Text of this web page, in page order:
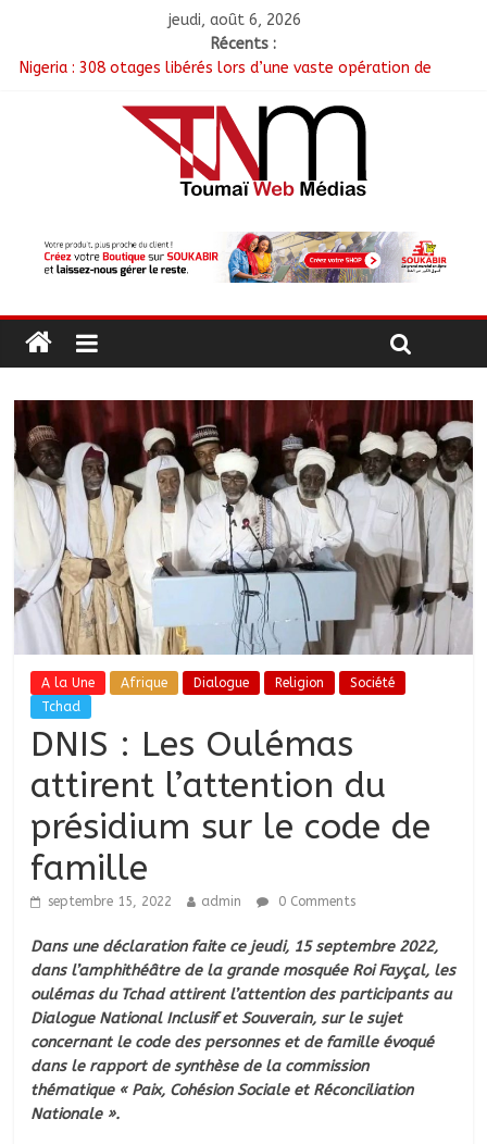
jeudi, août 6, 2026
Récents :
Nigeria : 308 otages libérés lors d’une vaste opération de
Santé : La Commune de N’Djamena et l’OMS renforcent leur
RGPH-3 : Les communautés nomades de Ferrick Kodjoguila se
mobilisent pour le recensement
100 jeunes entrepreneurs tchadiens au Maroc
Tchad : L’AMET réagit à la suspension des demandes de
A la Une Afrique Dialogue Religion
Société
Tchad
DNIS : Les Oulémas
attirent l’attention du
présidium sur le code de
famille
septembre 15, 2022 admin 0 Comments
Dans une déclaration faite ce jeudi, 15 septembre 2022,
dans l’amphithéâtre de la grande mosquée Roi Fayçal, les
oulémas du Tchad attirent l’attention des participants au
Dialogue National Inclusif et Souverain, sur le sujet
concernant le code des personnes et de famille évoqué
dans le rapport de synthèse de la commission
thématique « Paix, Cohésion Sociale et Réconciliation
Nationale ».